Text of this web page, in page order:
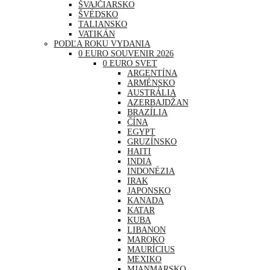
ŠVAJČIARSKO
ŠVÉDSKO
TALIANSKO
VATIKÁN
PODĽA ROKU VYDANIA
0 EURO SOUVENIR 2026
0 EURO SVET
ARGENTÍNA
ARMÉNSKO
AUSTRÁLIA
AZERBAJDŽAN
BRAZÍLIA
ČÍNA
EGYPT
GRUZÍNSKO
HAITI
INDIA
INDONÉZIA
IRAK
JAPONSKO
KANADA
KATAR
KUBA
LIBANON
MAROKO
MAURÍCIUS
MEXIKO